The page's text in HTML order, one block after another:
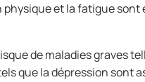
et la fatigue
de maladies graves
que la dépression sont